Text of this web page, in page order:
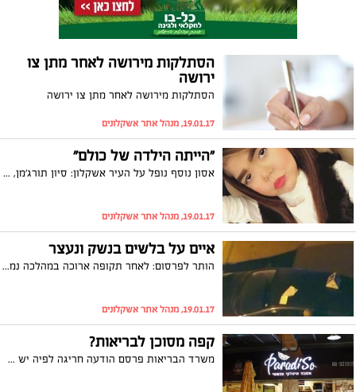
הסתלקות מירושה לאחר מתן צו
ירושה
הסתלקות מירושה לאחר מתן צו ירושה
19.01.17, מנהל אתר אשקלונים
"הייתה הילדה של כולם"
אסון נוסף נופל על העיר אשקלון: סיון תורג'מן, שעיר שלמה התפללה להחלמתה נפטרה הבוקר (חמישי) בבית החולים. בני משפחתה וכל אוהביה נותרו בכאב עמוק. מועד הלוויתה נקבע לשעה 14:30
19.01.17, מנהל אתר אשקלונים
איים על בלשים בנשק ונעצר
הותר לפרסום: לאחר תקופה ארוכה במהלכה נמלט תושב אשקלון, 36, מידי משטרת ישראל, אמש הצליחו בלשי המשטרה להביא למעצרו. הוא חשוד כי לפני חודש וחצי, לאחר שנשמעו יריות בברנע, איים על בלשים בנשקו. "ידה הארוכה של משטרת ישראל תגיע לכל אדם שיבחר לעסוק בפלילים. גם אלו שימלטו מידי החוק בתחילה, ימצאו עצמם מאחורי סורג ובריח במהרה", ציינו במשטרה
19.01.17, מנהל אתר אשקלונים
קפה מסוכן לבריאות?
משרד הבריאות פרסם הודעה חריגה לפיה יש סכנה בשתיית קפה בבתי קפה עקב הימצאות עופרת בחלק מהמכונות. האם הדבר השפיע על צרכני הקפה באשקלון? בעלי מסעדת הפרדיסו, צבי חדד: "לא חל שינוי בהתנהגות הצרכנים ואנשים הזמינו כרגיל קפה כמו בכל יום"